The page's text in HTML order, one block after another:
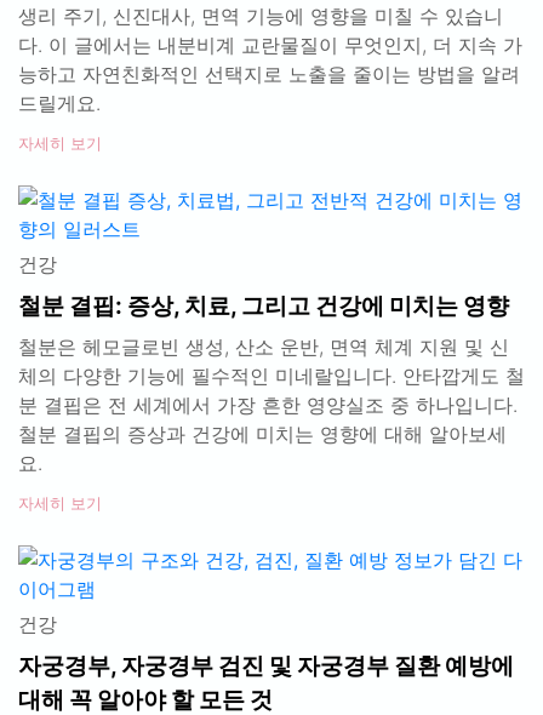
생리 주기, 신진대사, 면역 기능에 영향을 미칠 수 있습니
다. 이 글에서는 내분비계 교란물질이 무엇인지, 더 지속 가
능하고 자연친화적인 선택지로 노출을 줄이는 방법을 알려
드릴게요.
자세히 보기
건강
철분 결핍: 증상, 치료, 그리고 건강에 미치는 영향
철분은 헤모글로빈 생성, 산소 운반, 면역 체계 지원 및 신
체의 다양한 기능에 필수적인 미네랄입니다. 안타깝게도 철
분 결핍은 전 세계에서 가장 흔한 영양실조 중 하나입니다.
철분 결핍의 증상과 건강에 미치는 영향에 대해 알아보세
요.
자세히 보기
건강
자궁경부, 자궁경부 검진 및 자궁경부 질환 예방에
대해 꼭 알아야 할 모든 것